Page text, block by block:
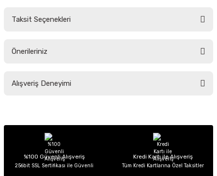
Taksit Seçenekleri
Önerileriniz
yetersiz gördüğünüz noktaları öneri formunu kullanarak tarafımıza
Ürün açıklamasında eksik bilgiler bulunuyor.
Ürün bilgilerinde hatalar bulunuyor.
Ürün fiyatı diğer sitelerden daha pahalı.
Alışveriş Deneyimi
Sitemize ilk yorumu siz yapın!
%100 Güvenli Alışveriş
256bit SSL Sertifikası ile Güvenli
Kredi Kartı ile Alışveriş
Tüm Kredi Kartlarına Özel Taksitler